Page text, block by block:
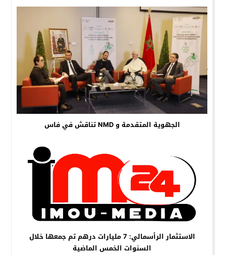
الجهوية المتقدمة و NMD تناقش في فاس
الاستثمار الرأسمالي: 7 مليارات درهم تم جمعها خلال
السنوات الخمس الماضية